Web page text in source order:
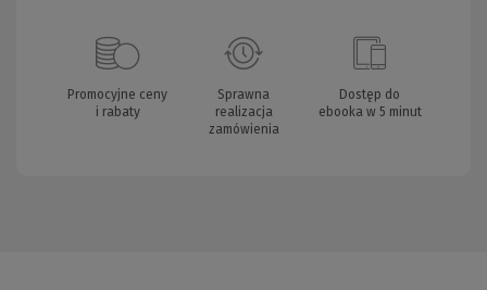
Promocyjne ceny
i rabaty
Sprawna
realizacja
zamówienia
Dostęp do
ebooka w 5 minut